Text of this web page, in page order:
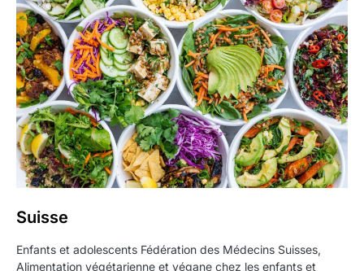
Suisse
Enfants et adolescents Fédération des Médecins Suisses,
Alimentation végétarienne et végane chez les enfants et